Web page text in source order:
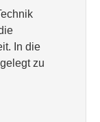
In die
zu